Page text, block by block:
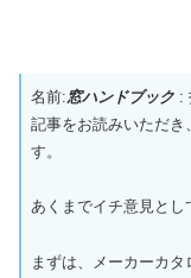
名前:窓ハンドブック:
記事をお読みいただき
す。
あくまでイチ意見とし
まずは、メーカーカタ